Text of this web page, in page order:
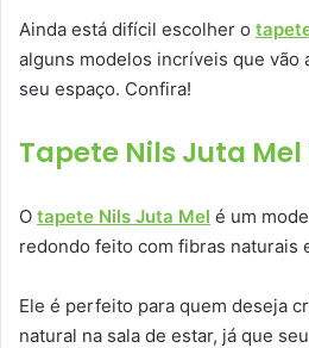
Ainda está difícil escolher o
alguns modelos incríveis que vão
seu espaço. Confira!
Tapete Nils Juta
O tapete Nils Juta Mel é um
redondo feito com fibras naturais
Ele é perfeito para quem deseja
natural na sala de estar, já que